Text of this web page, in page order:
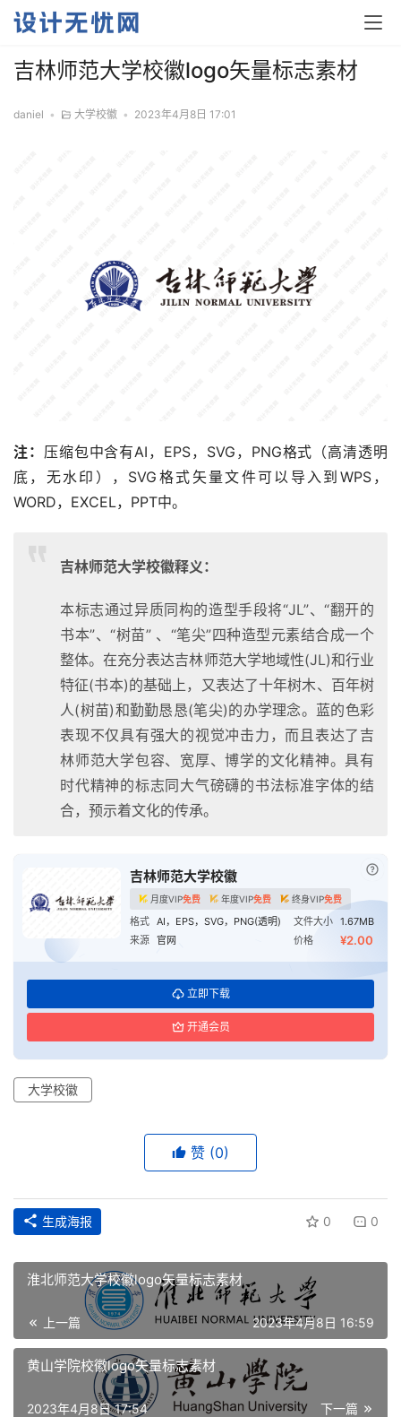
首
页
资
平
面
吉林师范大学校徽logo矢量标志素材
daniel • 大学校徽 • 2023年4月8日 17:01
注： 压缩包中含有AI，EPS，SVG，PNG格式（高清透明
底，无水印），SVG格式矢量文件可以导入到WPS，
WORD，EXCEL，PPT中。
吉林师范大学校徽释义：
本标志通过异质同构的造型手段将“JL”、“翻开的
书本”、“树苗” 、“笔尖”四种造型元素结合成一个
整体。在充分表达吉林师范大学地域性(JL)和行业
特征(书本)的基础上，又表达了十年树木、百年树
人(树苗)和勤勤恳恳(笔尖)的办学理念。蓝的色彩
表现不仅具有强大的视觉冲击力，而且表达了吉
林师范大学包容、宽厚、博学的文化精神。具有
时代精神的标志同大气磅礴的书法标准字体的结
合，预示着文化的传承。
吉林师范大学校徽
月度VIP免费 年度VIP免费 终身VIP免费
格式 AI，EPS，SVG，PNG(透明) 文件大小
1.67MB
来源 官网 价格 ¥2.00
立即下载
开通会员
大学校徽
赞 (0)
生成海报 0 0
淮北师范大学校徽logo矢量标志素材
上一篇 2023年4月8日 16:59
黄山学院校徽logo矢量标志素材
下一篇
2023年4月8日 17:54